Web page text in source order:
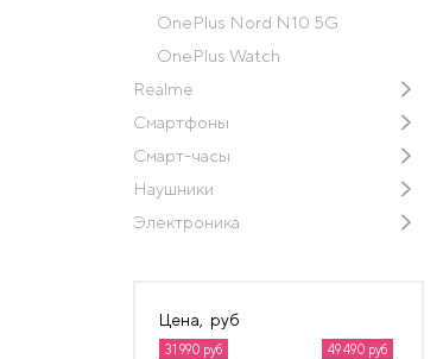
OnePlus Nord N10 5G
OnePlus Watch
Realme
Смартфоны
Смарт-часы
Наушники
Электроника
Цена, руб
31 990 руб 49 490 руб